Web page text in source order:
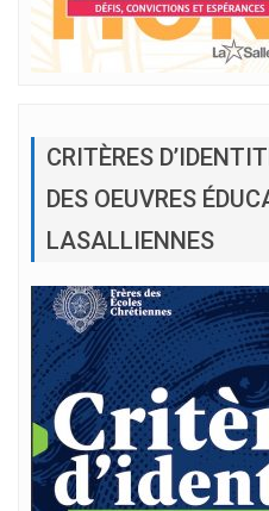
CRITÈRES
DES OEUVRES
LASALLIENNES